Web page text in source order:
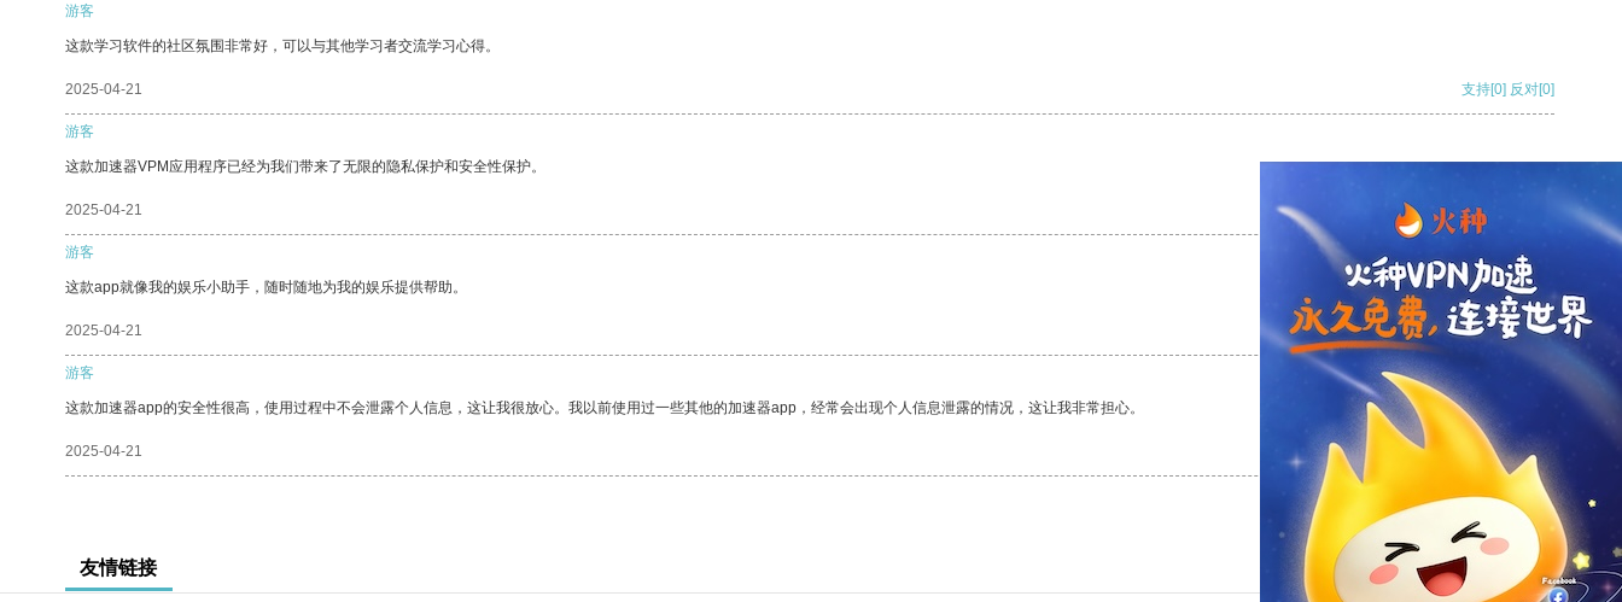
游客
这款学习软件的社区氛围非常好，可以与其他学习者交流学习心得。
2025-04-21 支持[0] 反对[0]
游客
这款加速器VPM应用程序已经为我们带来了无限的隐私保护和安全性保护。
2025-04-21 支持
游客
这款app就像我的娱乐小助手，随时随地为我的娱乐提供帮助。
2025-04-21 支持[0] 反对[0]
游客
这款加速器app的安全性很高，使用过程中不会泄露个人信息，这让我很放心。我以前使用过一些其他的加速器app，经常会出现个人信息泄露的情况，这让我非常担心。
2025-04-21 支持[0] 反对[0]
友情链接